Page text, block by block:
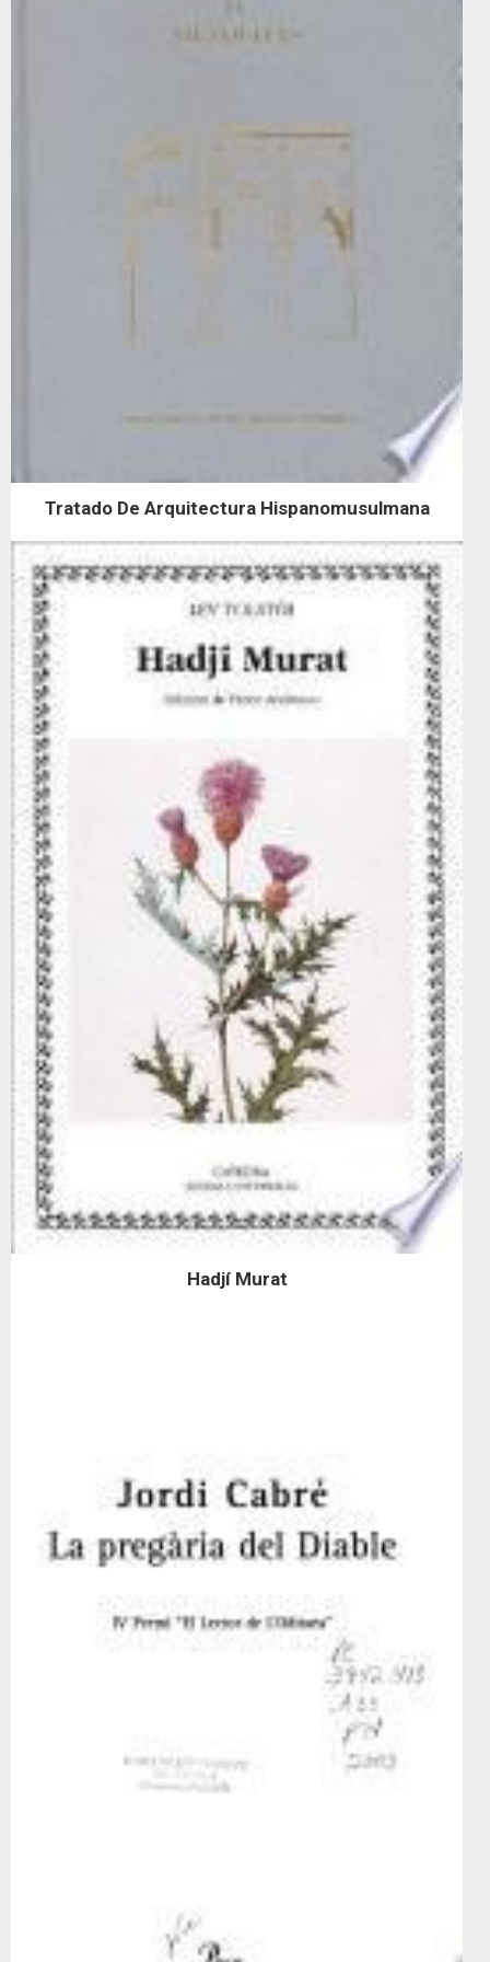
Tratado De Arquitectura Hispanomusulmana
Hadjí Murat